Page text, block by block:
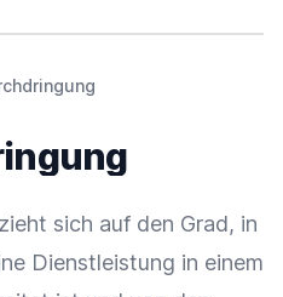
sich auf den Grad, in
Dienstleistung in einem